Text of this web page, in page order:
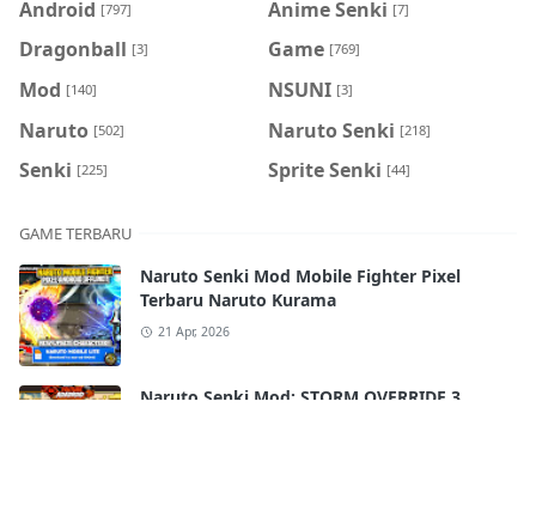
Android [797] Anime Senki [7]
Dragonball [3] Game [769]
Mod [140] NSUNI [3]
Naruto [502] Naruto Senki [218]
Senki [225] Sprite Senki [44]
GAME TERBARU
Naruto Senki Mod Mobile Fighter Pixel
Terbaru Naruto Kurama
21 Apr, 2026
Naruto Senki Mod: STORM OVERRIDE 3